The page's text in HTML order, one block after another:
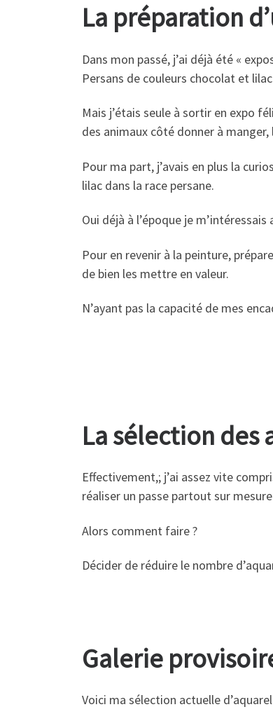
La préparation
Dans mon passé, j’ai déjà été «
Persans de couleurs chocolat et
Mais j’étais seule à sortir en expo
des animaux côté donner à
Pour ma part, j’avais en plus la
lilac dans la race persane.
Oui déjà à l’époque je m’intéressais
Pour en revenir à la peinture,
de bien les mettre en valeur.
N’ayant pas la capacité de mes
La sélection des
Effectivement,; j’ai assez vite
réaliser un passe partout sur
Alors comment faire ?
Décider de réduire le nombre
Galerie
Voici ma sélection actuelle